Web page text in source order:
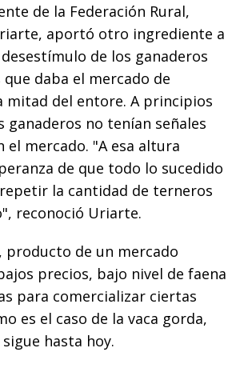
de la Federación Rural,
aportó otro ingrediente a
de los ganaderos
que daba el mercado de
mitad del entore. A principios
ganaderos no tenían señales
el mercado. "A esa altura
de que todo lo sucedido
la cantidad de terneros
reconoció Uriarte.
producto de un mercado
precios, bajo nivel de faena
para comercializar ciertas
es el caso de la vaca gorda,
hasta hoy.